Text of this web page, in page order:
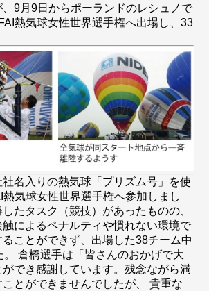
9月9日からポーランドのレシュノで
熱気球女性世界選手権へ出場し、33
名入りの熱気球「プリズム号」を使
熱気球女性世界選手権へ参加しまし
たタスク（競技）があったものの、
によるペナルティや慣れない環境で
ことができず、出場した38チーム中
。 倉橋選手は「皆さんのおかげで大
でき感謝しています。残念ながら満
とができませんでしたが、 貴重な